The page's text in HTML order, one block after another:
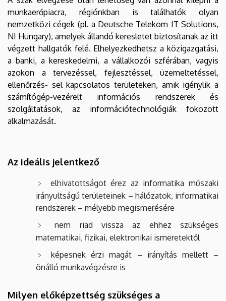
munkaerőpiacra, régiónkban is találhatók olyan
nemzetközi cégek (pl. a Deutsche Telekom IT Solutions,
NI Hungary), amelyek állandó keresletet biztosítanak az itt
végzett hallgatók felé. Elhelyezkedhetsz a közigazgatási,
a banki, a kereskedelmi, a vállalkozói szférában, vagyis
azokon a tervezéssel, fejlesztéssel, üzemeltetéssel,
ellenőrzés- sel kapcsolatos területeken, amik igénylik a
számítógép-vezérelt információs rendszerek és
szolgáltatások, az információtechnológiák fokozott
alkalmazását.
Az ideális jelentkező
elhivatottságot érez az informatika műszaki
irányultságú területeinek – hálózatok, informatikai
rendszerek – mélyebb megismerésére
nem riad vissza az ehhez szükséges
matematikai, fizikai, elektronikai ismeretektől
képesnek érzi magát – irányítás mellett –
önálló munkavégzésre is
Milyen előképzettség szükséges a